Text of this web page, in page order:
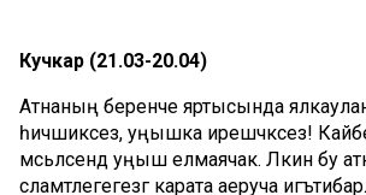
Кучкар (21.03-20.04)
Атнаның беренче яртысында
һичшиксез, уңышка ирешәчәксез!
мәсьәләсендә уңыш елмаячак. Ләкин бу
сәламәтлегегезгә карата аеруча